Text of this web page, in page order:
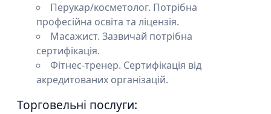
Перукар/косметолог. Потрібна
професійна освіта та ліцензія.
Масажист. Зазвичай потрібна
сертифікація.
Фітнес-тренер. Сертифікація від
акредитованих організацій.
Торговельні послуги: